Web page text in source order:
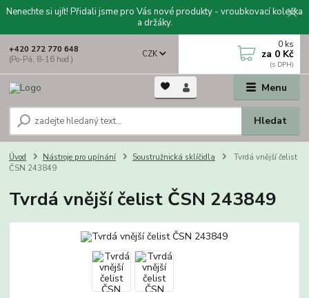
Nenechte si ujít! Přidali jsme pro Vás nové produkty - vroubkovací kolečka
a držáky.
Menu
CZK
Hledat
+420 272 770 648
(Po-Pá, 8-16 hod.)
0 ks
za 0 Kč
Úvod Nástroje pro upínání Soustružnická sklíčidla
Tvrdá vnější čelist
ČSN 243849
Tvrdá vnější čelist ČSN 243849